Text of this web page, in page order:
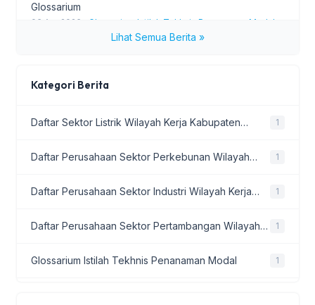
Glossarium
06 Apr 2026 • Glossarium Istilah Tekhnis Penanaman Modal
01 Apr 2026• Press Release KLINIK LKPM INA
Press Release Berbahasa Indonesia
13 Mar 2026• Press Release Pelaporan LKPM Tahun 2026
PETUNJUK TEKNIS LAPORAN KEGIATAN PENANAMAN
Lihat Semua Berita »
Kategori Berita
Daftar Sektor Listrik Wilayah Kerja Kabupaten
1
Daftar Perusahaan Sektor Perkebunan Wilayah
1
Daftar Perusahaan Sektor Industri Wilayah Kerja
1
Daftar Perusahaan Sektor Pertambangan Wilayah
1
Glossarium Istilah Tekhnis Penanaman Modal 1